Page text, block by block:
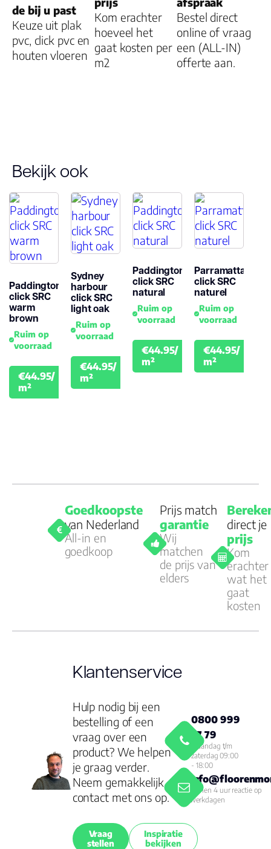
Dikte plank
Dessin
Antistatisch
Geluidsdempend
Montage
Garantie
(jaren)
de bij u past
Keuze uit plak
pvc, click pvc en
houten vloeren
Kom erachter
hoeveel het
gaat kosten per
m2
Bestel direct
online of vraag
een (ALL-IN)
offerte aan.
Bekijk ook
Paddington
click SRC
warm
brown
Ruim op
voorraad
€44.95/
m²
€49.95
Sydney
harbour
click SRC
light oak
Ruim op
voorraad
€44.95/
m²
€49.95
Paddington
click SRC
natural
Ruim op
voorraad
€44.95/
m²
€49.95
Parramatta
click SRC
naturel
Ruim op
voorraad
€44.95/
m²
Goedkoopste
van Nederland
All-in en
goedkoop
Prijs match
garantie
Wij
matchen
de prijs van
elders
direct je
prijs
Kom
erachter
wat het
gaat
kosten
Klantenservice
Hulp nodig bij een
bestelling of een
vraag over een
product? We helpen
je graag verder.
Neem gemakkelijk
contact met ons op.
Vraag
stellen
Inspiratie
bekijken
0800 999
77 79
Maandag t/m
zaterdag 09:00
- 18:00
Binnen 4 uur reactie op
werkdagen